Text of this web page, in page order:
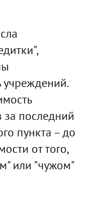
учреждений.
за последний
пункта – до
от того,
или "чужом"